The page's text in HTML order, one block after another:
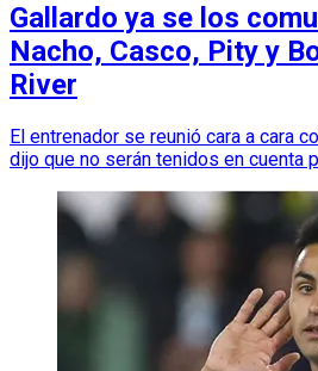
Gallardo ya se los
Nacho, Casco, Pity y
River
El entrenador se reunió cara a cara
dijo que no serán tenidos en cuenta